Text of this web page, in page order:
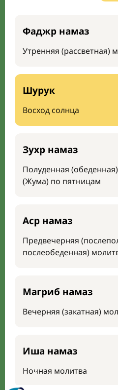
Фаджр намаз
Утренняя (рассветная)
Шурук
Восход солнца
Зухр намаз
Полуденная
(Жума) по пятницам
Аср намаз
Предвечерняя
послеобеденная)
Магриб намаз
Вечерняя (закатная)
Иша намаз
Ночная молитва